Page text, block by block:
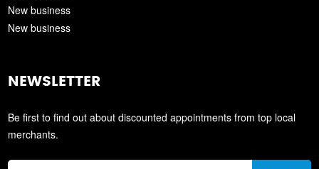
New business
New business
NEWSLETTER
Be first to find out about discounted appointments from top local
merchants.